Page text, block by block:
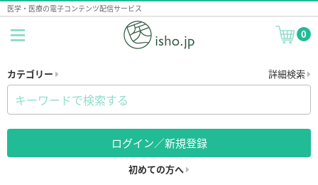
医学・医療の電子コンテンツ配信サービス
0
カテゴリー 詳細検索
ログイン／新規登録
初めての方へ